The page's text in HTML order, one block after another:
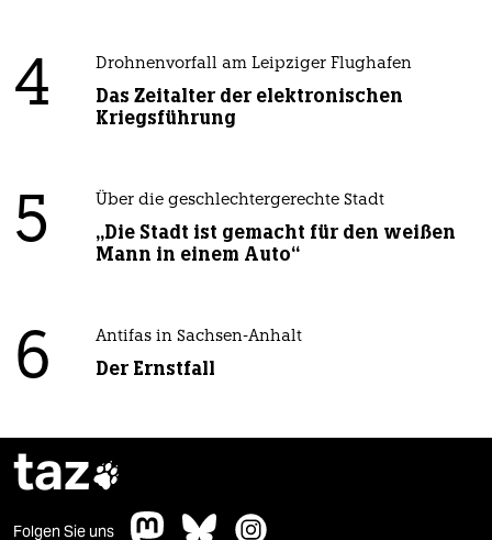
4 Drohnenvorfall am Leipziger Flughafen
Das Zeitalter der elektronischen
Kriegsführung
5 Über die geschlechtergerechte Stadt
„Die Stadt ist gemacht für den weißen
Mann in einem Auto“
6 Antifas in Sachsen-Anhalt
Der Ernstfall
taz
Folgen Sie uns